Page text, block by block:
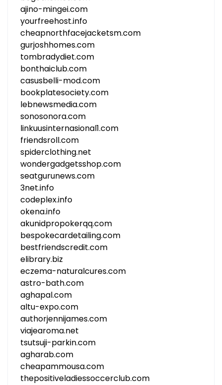
ajino-mingei.com
yourfreehost.info
cheapnorthfacejacketsm.com
gurjoshhomes.com
tombradydiet.com
bonthaiclub.com
casusbelli-mod.com
bookplatesociety.com
lebnewsmedia.com
sonosonora.com
linkuusinternasional1.com
friendsroll.com
spiderclothing.net
wondergadgetsshop.com
seatgurunews.com
3net.info
codeplex.info
okena.info
akunidpropokerqq.com
bespokecardetailing.com
bestfriendscredit.com
elibrary.biz
eczema-naturalcures.com
astro-bath.com
aghapal.com
altu-expo.com
authorjennijames.com
viajearoma.net
tsutsuji-parkin.com
agharab.com
cheapammousa.com
thepositiveladiessoccerclub.com